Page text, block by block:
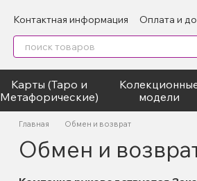
Контактная информация Оплата и
Карты (Таро и
Метафорические)
модели
Главная Обмен и возврат
Обмен и